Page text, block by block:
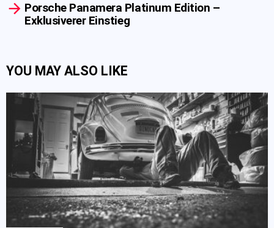
Porsche Panamera Platinum Edition –
Exklusiverer Einstieg
YOU MAY ALSO LIKE